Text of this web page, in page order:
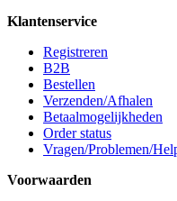
Klantenservice
Registreren
B2B
Bestellen
Verzenden/Afhalen
Betaalmogelijkheden
Order status
Vragen/Problemen/
Voorwaarden